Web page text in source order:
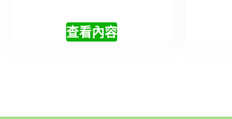
查看內容